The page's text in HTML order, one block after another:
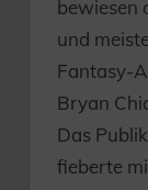
bewiesen
und
Fantasy-
Bryan
Das
fieberte